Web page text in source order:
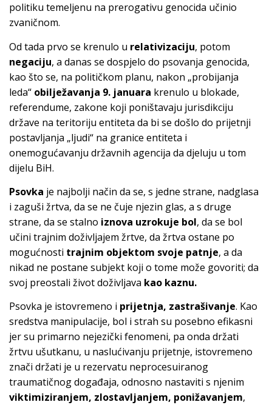
politiku temeljenu na prerogativu genocida učinio
zvaničnom.
Od tada prvo se krenulo u relativizaciju, potom
negaciju, a danas se dospjelo do psovanja genocida,
kao što se, na političkom planu, nakon „probijanja
leda“ obilježavanja 9. januara krenulo u blokade,
referendume, zakone koji poništavaju jurisdikciju
države na teritoriju entiteta da bi se došlo do prijetnji
postavljanja „ljudi“ na granice entiteta i
onemogućavanju državnih agencija da djeluju u tom
dijelu BiH.
Psovka je najbolji način da se, s jedne strane, nadglasa
i zaguši žrtva, da se ne čuje njezin glas, a s druge
strane, da se stalno iznova uzrokuje bol, da se bol
učini trajnim doživljajem žrtve, da žrtva ostane po
mogućnosti trajnim objektom svoje patnje, a da
nikad ne postane subjekt koji o tome može govoriti; da
svoj preostali život doživljava kao kaznu.
Psovka je istovremeno i prijetnja, zastrašivanje. Kao
sredstva manipulacije, bol i strah su posebno efikasni
jer su primarno nejezički fenomeni, pa onda držati
žrtvu ušutkanu, u naslućivanju prijetnje, istovremeno
znači držati je u rezervatu neprocesuiranog
traumatičnog događaja, odnosno nastaviti s njenim
viktimiziranjem, zlostavljanjem, ponižavanjem,